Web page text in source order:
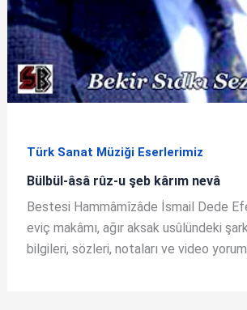
Türk Sanat Müziği Eserlerimiz
Bülbül-âsâ rûz-u şeb kârım nevâ
Bestesi Hammâmîzâde İsmail Dede
eviç makâmı, ağır aksak usûlündeki
bilgileri, sözleri, notaları ve video